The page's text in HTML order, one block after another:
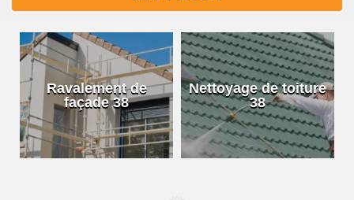
Ravalement de
façade 38
Nettoyage de toiture
38